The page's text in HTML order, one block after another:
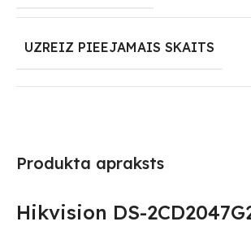
Produkta apraksts
Hikvision DS-
UZREIZ PIEEJAMAIS SKAITS